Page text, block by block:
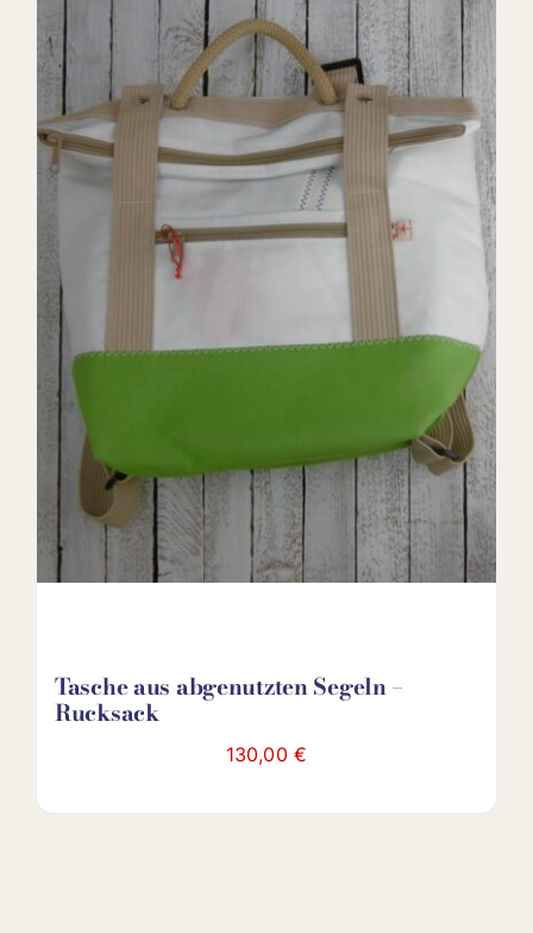
Tasche aus abgenutzten Segeln –
Rucksack
130,00€